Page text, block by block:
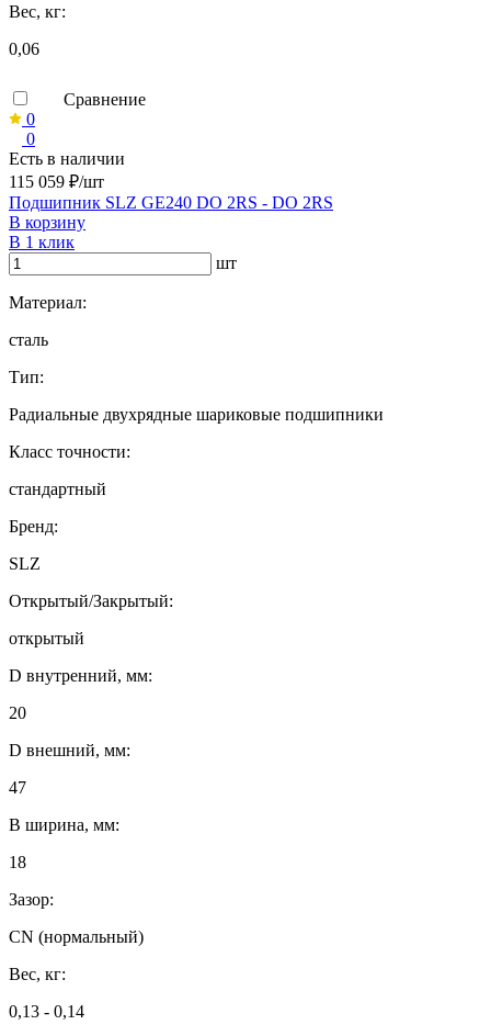
Вес, кг:
0,06
Сравнение
0
0
Есть в наличии
115 059 ₽/шт
Подшипник SLZ GE240 DO 2RS - DO 2RS
В корзину
В 1 клик
шт
Материал:
сталь
Тип:
Радиальные двухрядные шариковые подшипники
Класс точности:
стандартный
Бренд:
SLZ
Открытый/Закрытый:
открытый
D внутренний, мм:
20
D внешний, мм:
47
B ширина, мм:
18
Зазор:
CN (нормальный)
Вес, кг:
0,13 - 0,14